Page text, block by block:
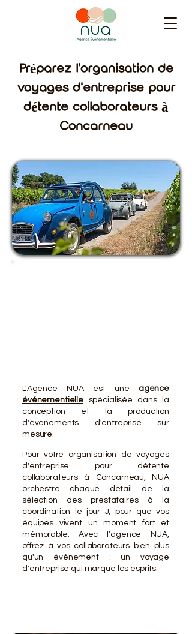
Préparez l'organisation de
voyages d'entreprise pour
détente collaborateurs à
Concarneau
L'Agence NUA est une agence
événementielle
spécialisée dans la
conception et la production
d'événements d'entreprise sur
mesure.
Pour votre organisation de voyages
d'entreprise pour détente
collaborateurs à Concarneau, NUA
orchestre chaque détail de la
sélection des prestataires à la
coordination le jour J, pour que vos
équipes vivent un moment fort et
mémorable. Avec l'agence NUA,
offrez à vos collaborateurs bien plus
qu'un événement : un voyage
d'entreprise qui marque les esprits.